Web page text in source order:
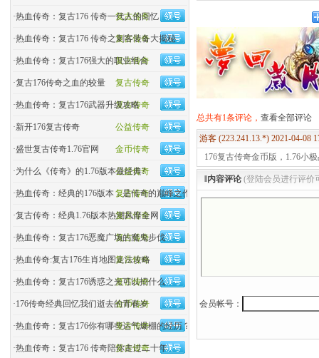
复古传奇
·热血传奇：复古176 传奇一代人的回忆
复古传奇
·热血传奇：复古176 传奇之刺客装备大揭秘
复古传奇
·热血传奇：复古176强大的职业组合
复古传奇
·复古176传奇之血的较量
复古传奇
·热血传奇：复古176武器升级攻略
公益传奇
·新开176复古传奇
金币传奇
·盛世复古传奇1.76官网
公益传奇
·为什么《传奇》的1.76版本最经典?
复古传奇
·热血传奇：经典的176版本，是传奇的巅峰之作吗？
复古传奇
·复古传奇：经典1.76版本热潮风靡全网
复古传奇
·热血传奇：复古176恶魔广场的魔鬼步伐
复古传奇
·热血传奇:复古176生肖地图走法攻略
复古传奇
·热血传奇：复古176诱惑之光可以招什么
金币传奇
·176传奇经典回忆我们逝去的青春岁
复古传奇
·热血传奇：复古176你有哪些运气爆棚的经历？
复古传奇
·热血传奇：复古176 传奇陪你走过二十年
总共有1条评论， 查看全部评论
游客 (223.241.13.*) 2021-04-08
176复古传奇金币版，1.76小
‖内容评论 (登陆会员进行评价
会员帐号：